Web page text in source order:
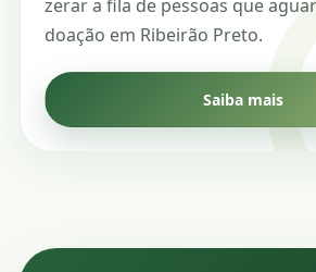
zerar a fila de pessoas que
doação em Ribeirão Preto.
Saiba mais